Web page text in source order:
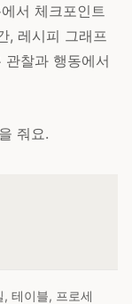
서 체크포인트
, 레시피 그래프
찰과 행동에서
줘요.
테이블, 프로세